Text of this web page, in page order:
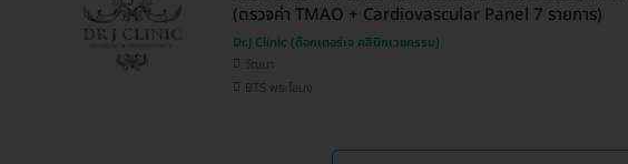
(ตรวจค่า TMAO + Cardiovascular Panel 7 รายการ)
Dr.J Clinic (ด๊อกเตอร์เจ คลินิกเวชกรรม)
วัฒนา
BTS พระโขนง